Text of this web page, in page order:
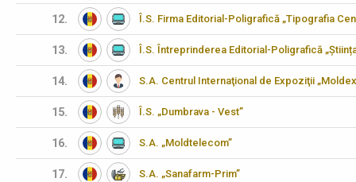
12. Î.S. Firma Editorial-Poligrafică „Tipografia
13. Î.S. Întreprinderea Editorial-Poligrafică
14. S.A. Centrul Internaţional de Expoziţii
15. Î.S. „Dumbrava - Vest”
16. S.A. „Moldtelecom”
17. S.A. „Sanafarm-Prim”